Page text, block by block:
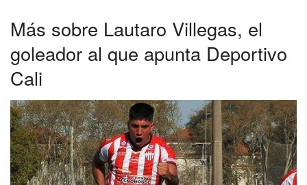
Más sobre Lautaro Villegas, el
goleador al que apunta Deportivo
Cali